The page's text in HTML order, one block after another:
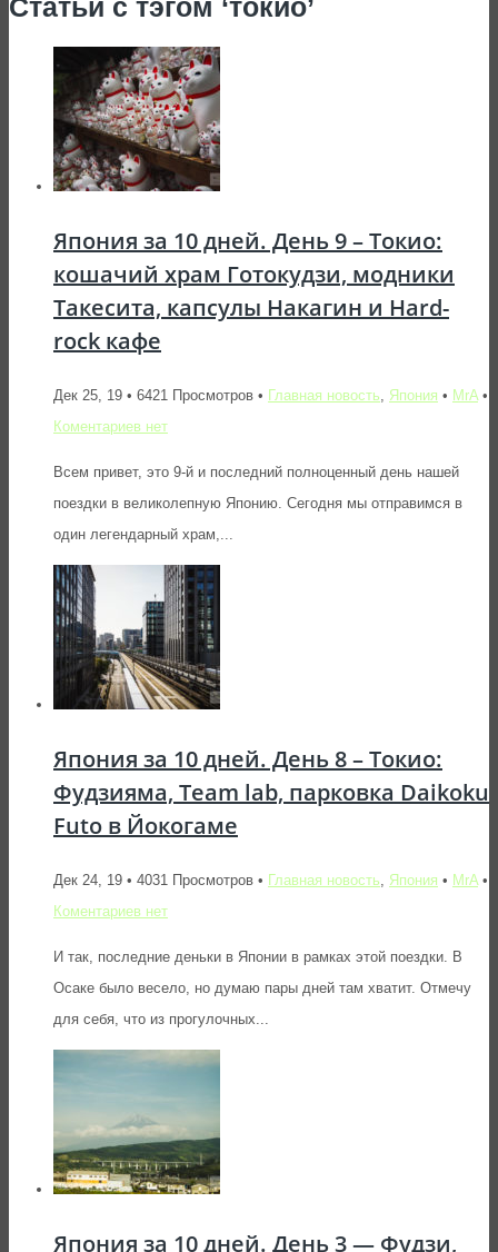
Статьи с тэгом ‘токио’
Япония за 10 дней. День 9 – Токио:
кошачий храм Готокудзи, модники
Такесита, капсулы Накагин и Hard-
rock кафе
Дек 25, 19 • 6421 Просмотров • Главная новость Япония • MrA •
Коментариев нет
Всем привет, это 9-й и последний полноценный день нашей
поездки в великолепную Японию. Сегодня мы отправимся в
один легендарный храм,...
Япония за 10 дней. День 8 – Токио:
Фудзияма, Team lab, парковка Daikoku
Futo в Йокогаме
Дек 24, 19 • 4031 Просмотров • Главная новость Япония • MrA •
Коментариев нет
И так, последние деньки в Японии в рамках этой поездки. В
Осаке было весело, но думаю пары дней там хватит. Отмечу
для себя, что из прогулочных...
Япония за 10 дней. День 3 — Фудзи,